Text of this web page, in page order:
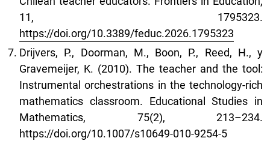
11, 1795323.
https://doi.org/10.3389/feduc.2026.1795323
Drijvers, P., Doorman, M., Boon, P., Reed, H., y
Gravemeijer, K. (2010). The teacher and the tool:
Instrumental orchestrations in the technology-rich
mathematics classroom. Educational Studies in
Mathematics, 75(2), 213–234.
https://doi.org/10.1007/s10649-010-9254-5